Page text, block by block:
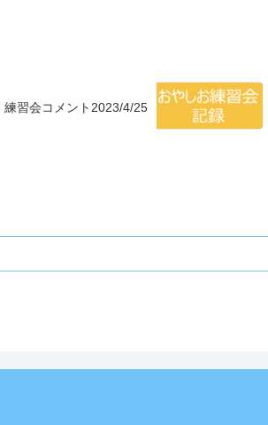
練習会コメント2023/4/25